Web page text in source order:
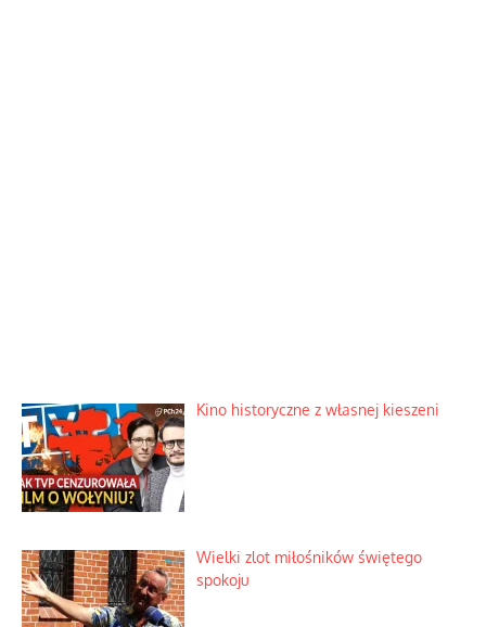
Kino historyczne z własnej kieszeni
Wielki zlot miłośników świętego
spokoju